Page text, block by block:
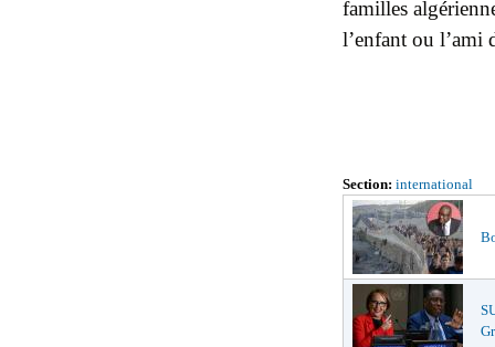
familles
l’enfant ou l’ami
Section: international